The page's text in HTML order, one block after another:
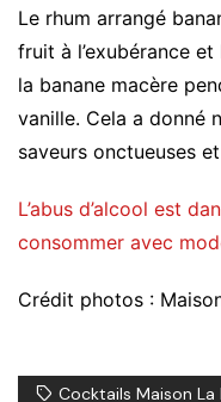
Le rhum arrangé
fruit à l’exubérance
la banane macère
vanille. Cela a donné
saveurs onctueuses
L’abus d’alcool est
consommer avec
Crédit photos :
Cocktails Maison La